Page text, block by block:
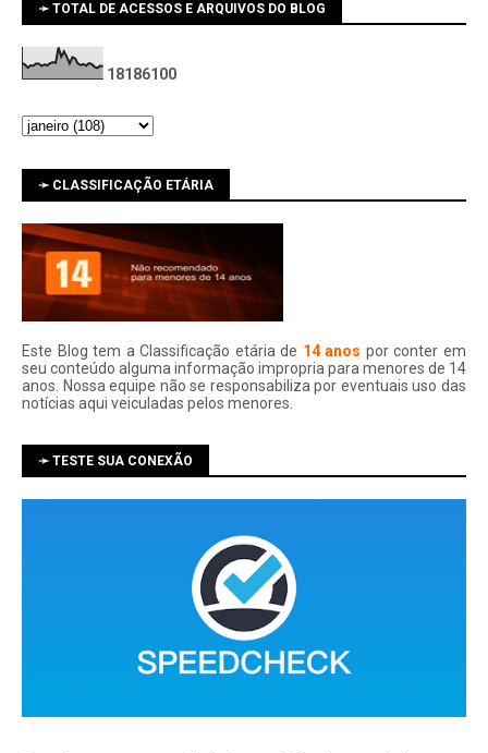
➛ TOTAL DE ACESSOS E ARQUIVOS DO BLOG
1 81 861 00
➛ CLASSIFICAÇÃO ETÁRIA
Este Blog tem a Classificação etária de 14 anos por conter em
seu conteúdo alguma informação impropria para menores de 14
anos. Nossa equipe não se responsabiliza por eventuais uso das
notí­cias aqui veiculadas pelos menores.
➛ TESTE SUA CONEXÃO